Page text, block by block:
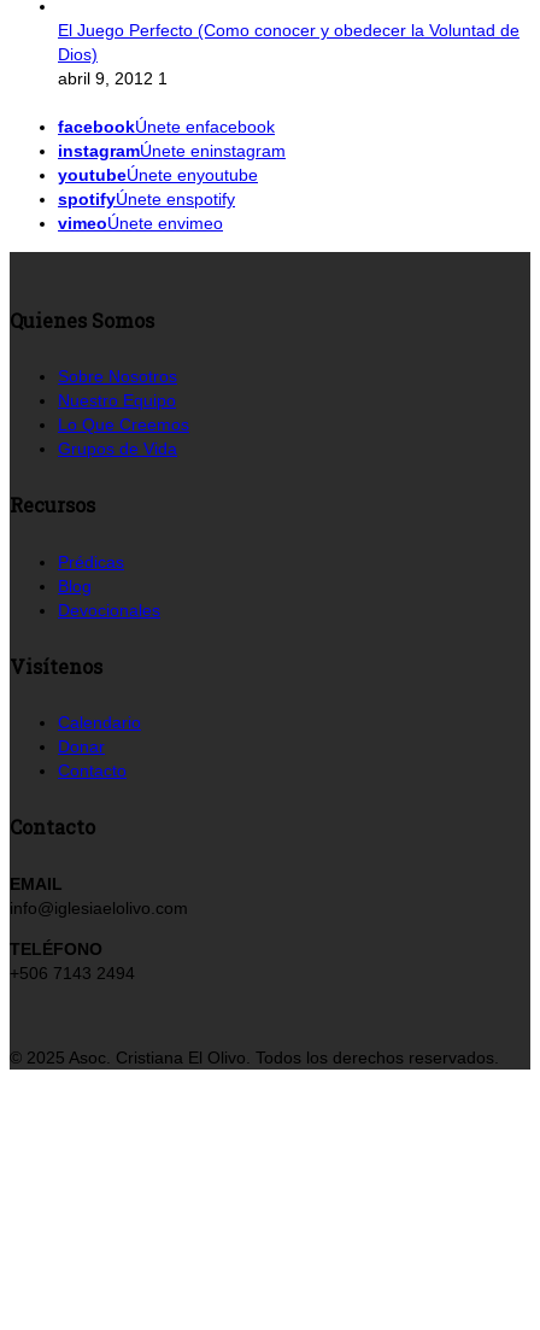
El Juego Perfecto (Como conocer y obedecer la Voluntad de
Dios)
abril 9, 2012 1
facebookÚnete enfacebook
instagramÚnete eninstagram
youtubeÚnete enyoutube
spotifyÚnete enspotify
vimeoÚnete envimeo
Quienes Somos
Sobre Nosotros
Nuestro Equipo
Lo Que Creemos
Grupos de Vida
Recursos
Prédicas
Blog
Devocionales
Visítenos
Calendario
Donar
Contacto
Contacto
EMAIL
info@iglesiaelolivo.com
TELÉFONO
+506 7143 2494
© 2025 Asoc. Cristiana El Olivo. Todos los derechos reservados.